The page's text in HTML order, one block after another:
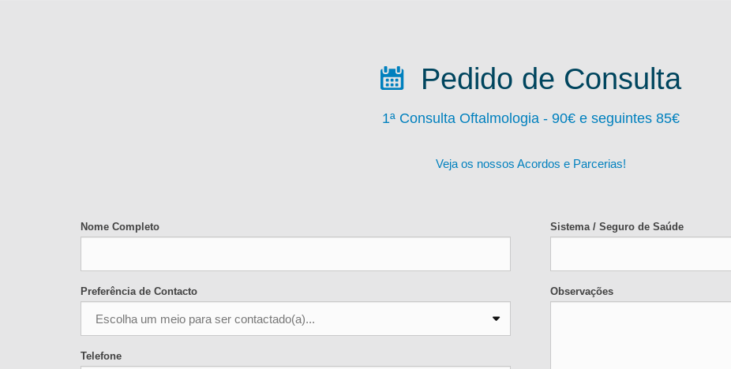
Pedido de Consulta
1ª Consulta Oftalmologia - 90€ e seguintes 85€
Veja os nossos Acordos e Parcerias!
Nome Completo
Preferência de Contacto
Telefone
Sistema / Seguro de Saúde
Observações